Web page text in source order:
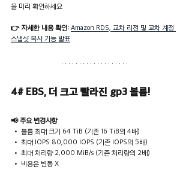
을 미리 확인하세요
👉 자세한 내용 확인: Amazon RDS, 교차 리전 및 교차 계정
스냅샷 복사 기능 발표
4# EBS, 더 크고 빨라진 gp3 볼륨!
📢 주요 변경사항
• 볼륨 최대 크기 64 TiB (기존 16 TiB의 4배)
• 최대 IOPS 80,000 IOPS (기존 IOPS의 5배)
• 최대 처리량 2,000 MiB/s (기존 처리량의 2배)
• 비용은 변동 X